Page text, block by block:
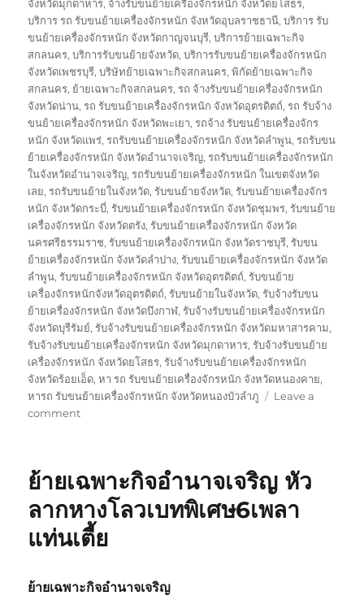
จังหวัดมุกดาหาร, จ้างรับขนย้ายเครื่องจักรหนัก จังหวัดยโสธร,
บริการ รถ รับขนย้ายเครื่องจักรหนัก จังหวัดอุบลราชธานี,บริการ รับ
ขนย้ายเครื่องจักรหนัก จังหวัดกาญจนบุรี,บริการย้ายเฉพาะกิจ
สกลนคร,บริการรับขนย้ายจังหวัด,บริการรับขนย้ายเครื่องจักรหนัก
จังหวัดเพชรบุรี,บริษัทย้ายเฉพาะกิจสกลนคร,พิกัดย้ายเฉพาะกิจ
สกลนคร, ย้ายเฉพาะกิจสกลนคร,รถ จ้างรับขนย้ายเครื่องจักรหนัก
จังหวัดน่าน,รถ รับขนย้ายเครื่องจักรหนัก จังหวัดอุตรดิตถ์,รถ รับจ้าง
ขนย้ายเครื่องจักรหนัก จังหวัดพะเยา,รถจ้าง รับขนย้ายเครื่องจักร
หนัก จังหวัดแพร่,รถรับขนย้ายเครื่องจักรหนัก จังหวัดลำพูน,รถรับขน
ย้ายเครื่องจักรหนัก จังหวัดอำนาจเจริญ,รถรับขนย้ายเครื่องจักรหนัก
ในจังหวัดอำนาจเจริญ,รถรับขนย้ายเครื่องจักรหนัก ในเขตจังหวัด
เลย,รถรับขนย้ายในจังหวัด,รับขนย้ายจังหวัด,รับขนย้ายเครื่องจักร
หนัก จังหวัดกระบี่,รับขนย้ายเครื่องจักรหนัก จังหวัดชุมพร,รับขนย้าย
เครื่องจักรหนัก จังหวัดตรัง,รับขนย้ายเครื่องจักรหนัก จังหวัด
นครศรีธรรมราช,รับขนย้ายเครื่องจักรหนัก จังหวัดราชบุรี,รับขน
ย้ายเครื่องจักรหนัก จังหวัดลำปาง,รับขนย้ายเครื่องจักรหนัก จังหวัด
ลำพูน,รับขนย้ายเครื่องจักรหนัก จังหวัดอุตรดิตถ์,รับขนย้าย
เครื่องจักรหนักจังหวัดอุตรดิตถ์,รับขนย้ายในจังหวัด,รับจ้างรับขน
ย้ายเครื่องจักรหนัก จังหวัดบึงกาฬ,รับจ้างรับขนย้ายเครื่องจักรหนัก
จังหวัดบุรีรัมย์,รับจ้างรับขนย้ายเครื่องจักรหนัก จังหวัดมหาสารคาม,
รับจ้างรับขนย้ายเครื่องจักรหนัก จังหวัดมุกดาหาร,รับจ้างรับขนย้าย
เครื่องจักรหนัก จังหวัดยโสธร,รับจ้างรับขนย้ายเครื่องจักรหนัก
จังหวัดร้อยเอ็ด,หา รถ รับขนย้ายเครื่องจักรหนัก จังหวัดหนองคาย,
หารถ รับขนย้ายเครื่องจักรหนัก จังหวัดหนองบัวลำภู
Leave a
commenton
สกลนคร
ลาก
หาง
โลวเบท
แท่น
ย้ายเฉพาะกิจอำนาจเจริญ หัว
ลากหางโลวเบทพิเศษ6เพลา
แท่นเตี้ย
ย้ายเฉพาะกิจอำนาจเจริญ